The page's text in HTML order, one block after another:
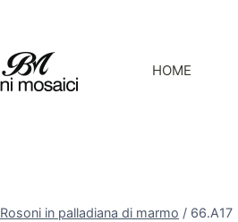
HOME
Rosoni in palladiana di marmo / 66.A17